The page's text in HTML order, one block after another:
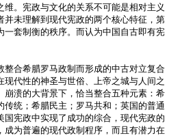
。 宪政与文化的关系不可能是相对主义
并未理解到现代宪政的两个核心特征， 第
套制衡的秩序。 而认为中国自古即有宪
整合希腊罗马政制而形成的中古对立复合
代性的神圣与世俗、 上帝之城与人间之
崩溃的大背景下，恰当整合五种元素：希
统； 希腊民主；罗马共和；英国的普通
国宪政中实现了成功的综合， 现代宪政的
为普遍的现代政制程序， 而且有潜力在